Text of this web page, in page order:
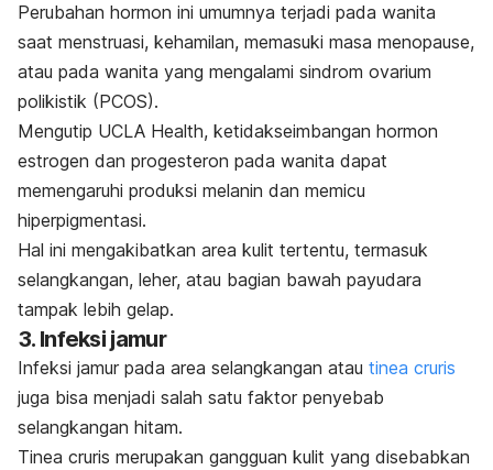
Perubahan hormon ini umumnya terjadi pada wanita
saat menstruasi, kehamilan, memasuki masa menopause,
atau pada wanita yang mengalami sindrom ovarium
polikistik (PCOS).
Mengutip UCLA Health, ketidakseimbangan hormon
estrogen dan progesteron pada wanita dapat
memengaruhi produksi melanin dan memicu
hiperpigmentasi.
Hal ini mengakibatkan area kulit tertentu, termasuk
selangkangan, leher, atau bagian bawah payudara
tampak lebih gelap.
3. Infeksi jamur
Infeksi jamur pada area selangkangan atau tinea cruris
juga bisa menjadi salah satu faktor penyebab
selangkangan hitam.
Tinea cruris merupakan gangguan kulit yang disebabkan